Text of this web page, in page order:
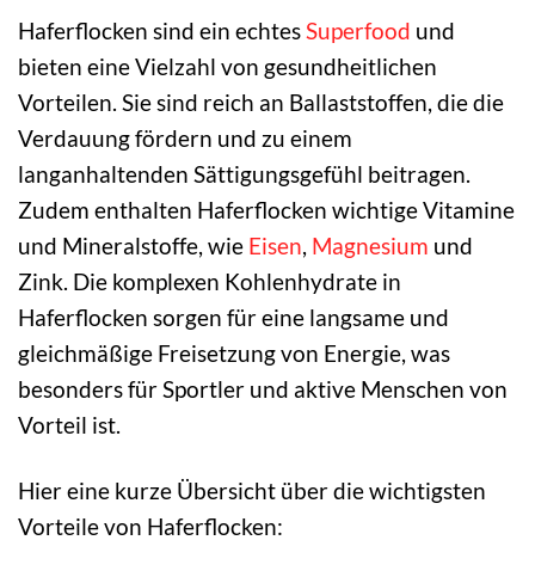
Haferflocken sind ein echtesSuperfood und
bieten eine Vielzahl von gesundheitlichen
Vorteilen. Sie sind reich an Ballaststoffen, die die
Verdauung fördern und zu einem
langanhaltenden Sättigungsgefühl beitragen.
Zudem enthalten Haferflocken wichtige Vitamine
und Mineralstoffe, wie Eisen, Magnesium und
Zink. Die komplexen Kohlenhydrate in
Haferflocken sorgen für eine langsame und
gleichmäßige Freisetzung von Energie, was
besonders für Sportler und aktive Menschen von
Vorteil ist.
Hier eine kurze Übersicht über die wichtigsten
Vorteile von Haferflocken: